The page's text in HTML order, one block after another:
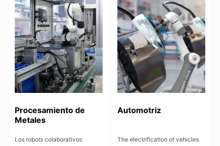
Procesamiento de
Metales
Los robots colaborativos
Automotriz
The electrification of vehicles